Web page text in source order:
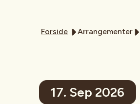
Forside Arrangementer
17. Sep 2026